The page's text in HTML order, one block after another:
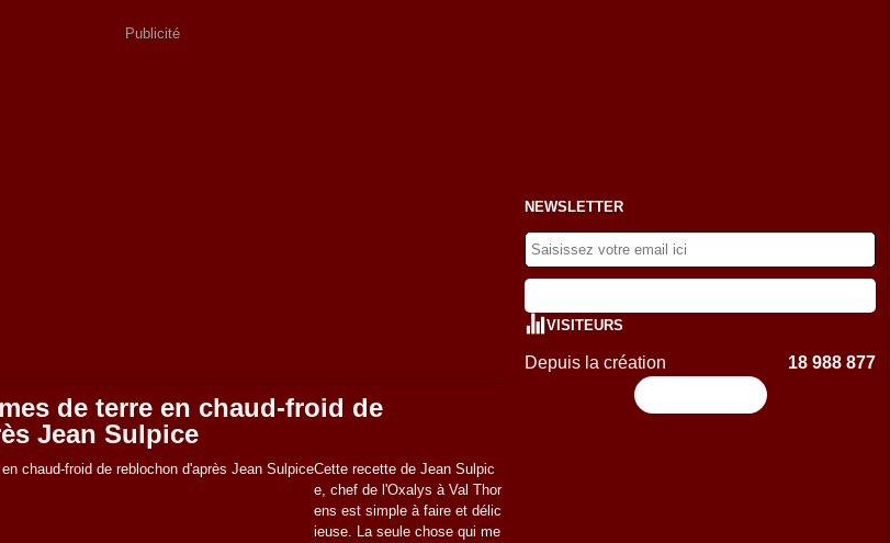
Publicité
de terre en chaud-froid de
Jean Sulpice
Cette recette de Jean Sulpic
e, chef de l'Oxalys à Val Thor
ens est simple à faire et délic
ieuse. La seule chose qui me
NEWSLETTER
VISITEURS
Depuis la création
18 988 877